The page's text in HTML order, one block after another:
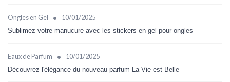
Ongles en Gel • 10/01/2025
Sublimez votre manucure avec les stickers en gel pour ongles
Eaux de Parfum • 10/01/2025
Découvrez l'élégance du nouveau parfum La Vie est Belle